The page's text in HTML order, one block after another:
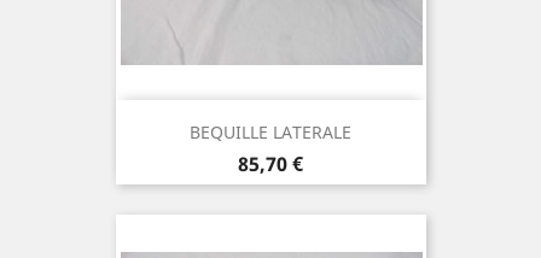
BEQUILLE LATERALE
Prix
85,70 €